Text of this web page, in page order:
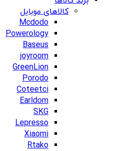
کالاهای موبایل
Mcdodo
Powerology
Baseus
joyroom
GreenLion
Porodo
Coteetci
Earldom
SKG
Lepresso
Xiaomi
Rtako